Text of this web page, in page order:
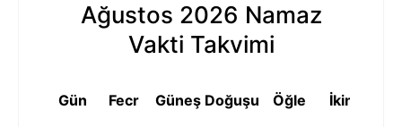
Ağustos 2026 Namaz
Vakti Takvimi
Gün Fecr Güneş Doğuşu Öğle İkindi